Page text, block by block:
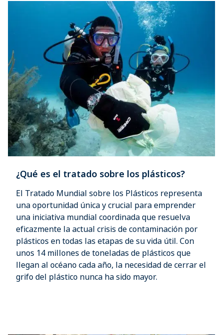
¿Qué es el tratado sobre los plásticos?
El Tratado Mundial sobre los Plásticos representa
una oportunidad única y crucial para emprender
una iniciativa mundial coordinada que resuelva
eficazmente la actual crisis de contaminación por
plásticos en todas las etapas de su vida útil. Con
unos 14 millones de toneladas de plásticos que
llegan al océano cada año, la necesidad de cerrar el
grifo del plástico nunca ha sido mayor.